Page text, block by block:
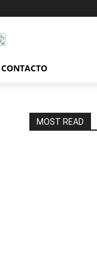
CONTACTO
MOST READ